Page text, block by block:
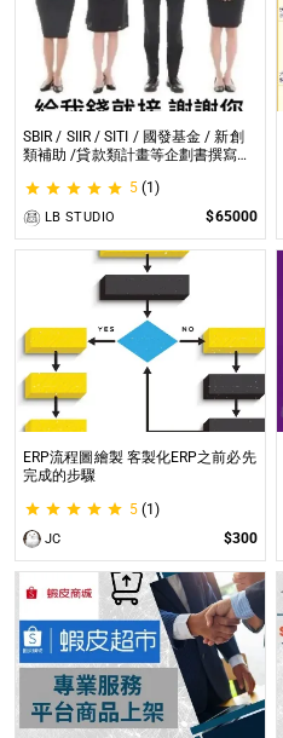
SBIR / SIIR / SITI / 國發基金 / 新創
類補助 /貸款類計畫等企劃書撰寫
類補助 /貸款類計畫等企劃書撰寫
5 (1)
LB STUDIO $65000
ERP流程圖繪製 客製化ERP之前必先
完成的步驟
5 (1)
JC $300